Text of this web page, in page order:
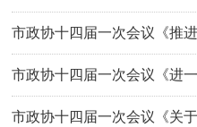
治为我市新农村建设提供良
市政协十四届一次会议《推
展》（第1009号）答复
市政协十四届一次会议《进
旧家电等电子产品废弃物回
市政协十四届一次会议《关